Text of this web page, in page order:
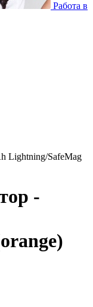
Работа в
Lightning/SafeMag
-